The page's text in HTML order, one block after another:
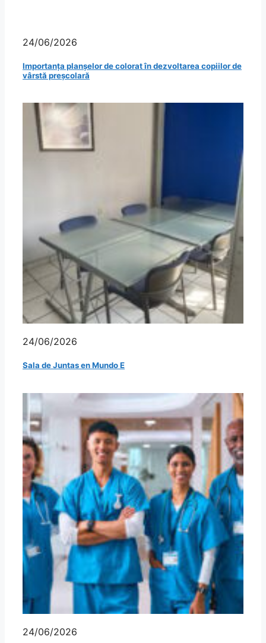
24/06/2026
Importanța planșelor de colorat în dezvoltarea copiilor de
vârstă preșcolară
24/06/2026
Sala de Juntas en Mundo E
24/06/2026